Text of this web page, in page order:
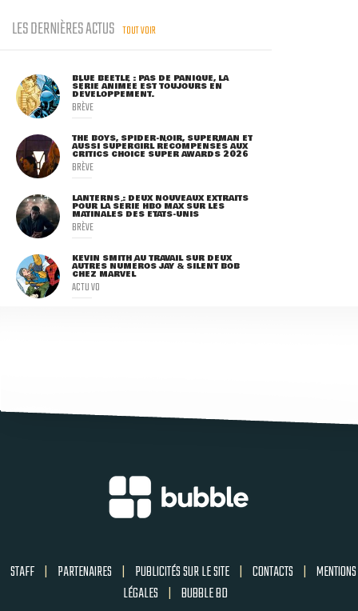
LES DERNIÈRES ACTUS TOUT VOIR
BLUE BEETLE : PAS DE PANIQUE, LA
SÉRIE ANIMÉE EST TOUJOURS EN
DÉVELOPPEMENT.
BRÈVE
THE BOYS, SPIDER-NOIR, SUPERMAN ET
AUSSI SUPERGIRL RÉCOMPENSÉS AUX
CRITICS CHOICE SUPER AWARDS 2026
BRÈVE
LANTERNS : DEUX NOUVEAUX EXTRAITS
POUR LA SÉRIE HBO MAX SUR LES
MATINALES DES ETATS-UNIS
BRÈVE
KEVIN SMITH AU TRAVAIL SUR DEUX
AUTRES NUMÉROS JAY & SILENT BOB
CHEZ MARVEL
ACTU VO
STAFF | PARTENAIRES | PUBLICITÉS SUR LE SITE | CONTACTS | MENTIONS
LÉGALES | BUBBLE BD